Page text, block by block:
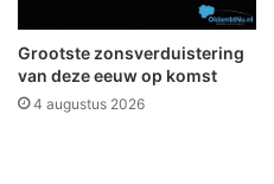
h
t
i
n
Grootste zonsverduistering
van deze eeuw op komst
4 augustus 2026